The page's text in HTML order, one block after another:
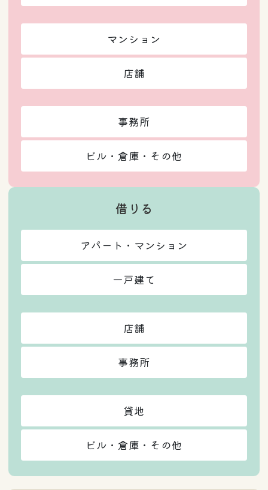
マンション
店舗
事務所
ビル・倉庫・その他
借りる
アパート・マンション
一戸建て
店舗
事務所
貸地
ビル・倉庫・その他